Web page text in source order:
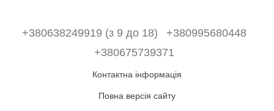
+380638249919 (з 9 до 18)
+380995680448
+380675739371
Контактна інформація
Повна версія сайту